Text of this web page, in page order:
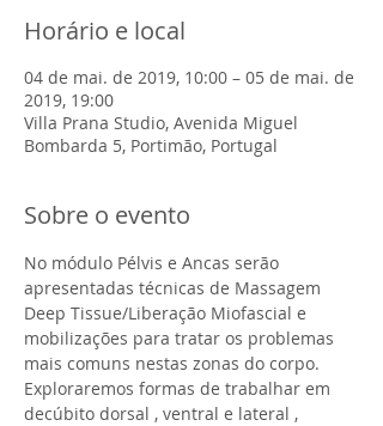
Horário e local
04 de mai. de 2019, 10:00 – 05 de mai. de
2019, 19:00
Villa Prana Studio, Avenida Miguel
Bombarda 5, Portimão, Portugal
Sobre o evento
No módulo Pélvis e Ancas serão
apresentadas técnicas de Massagem
Deep Tissue/Liberação Miofascial e
mobilizações para tratar os problemas
mais comuns nestas zonas do corpo.
Exploraremos formas de trabalhar em
decúbito dorsal , ventral e lateral ,